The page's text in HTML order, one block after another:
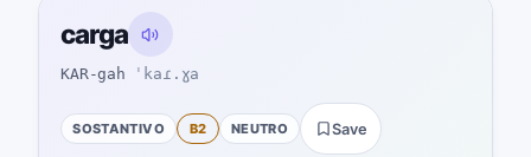
carga
KAR-gah ˈkaɾ.ɣa
SOSTANTIVO B2 NEUTRO Save